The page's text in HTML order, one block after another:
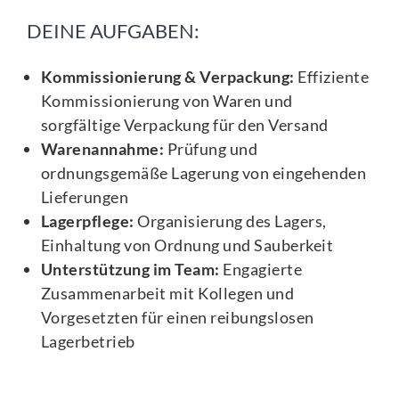
DEINE AUFGABEN:
Kommissionierung & Verpackung: Effiziente
Kommissionierung von Waren und
sorgfältige Verpackung für den Versand
Warenannahme: Prüfung und
ordnungsgemäße Lagerung von eingehenden
Lieferungen
Lagerpflege: Organisierung des Lagers,
Einhaltung von Ordnung und Sauberkeit
Unterstützung im Team: Engagierte
Zusammenarbeit mit Kollegen und
Vorgesetzten für einen reibungslosen
Lagerbetrieb